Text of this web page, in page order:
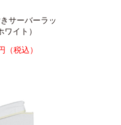
サーバーラッ
ワイト）
（税込）